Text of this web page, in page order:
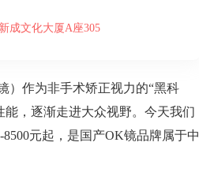
成文化大厦A座305
）作为非手术矫正视力的“黑科
，逐渐走进大众视野。今天我们
元起，是国产OK镜品牌属于中